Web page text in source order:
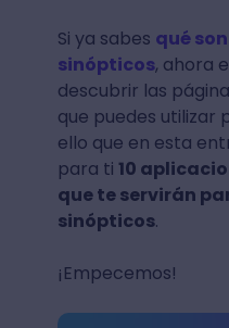
Si ya sabes qué
sinópticos, ahora
descubrir las
que puedes utilizar
ello que en esta
para ti 10
que te servirán
sinópticos.
¡Empecemos!